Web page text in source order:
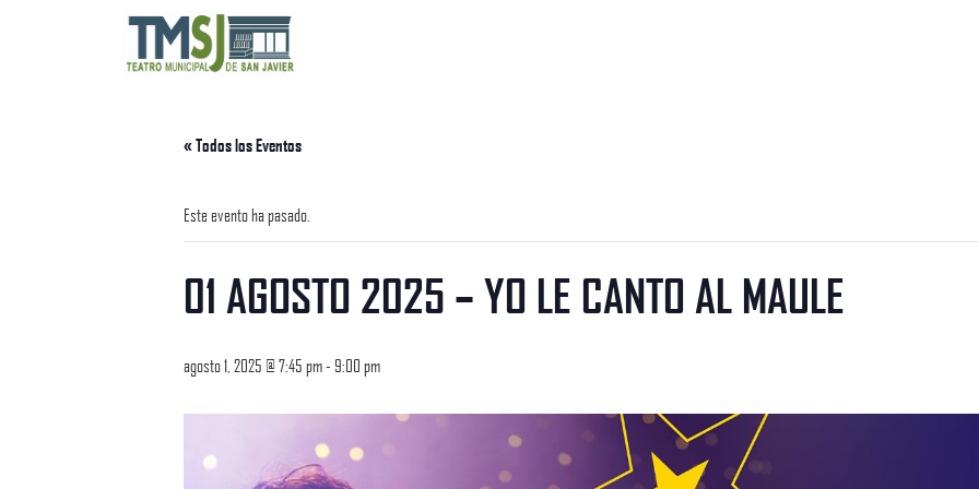
« Todos los Eventos
Este evento ha pasado.
01 AGOSTO 2025 – YO LE CANTO AL MAULE
agosto 1, 2025 @ 7:45 pm- 9:00 pm